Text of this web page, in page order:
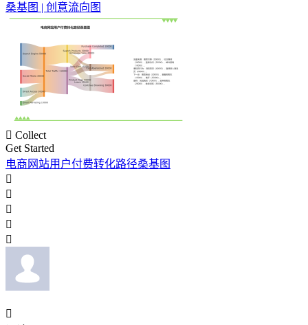
桑基图 | 创意流向图
 Collect
Get Started
电商网站用户付费转化路径桑基图





